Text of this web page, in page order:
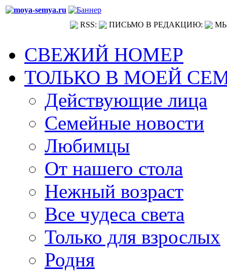
RSS: ПИСЬМО В РЕДАКЦИЮ:
СВЕЖИЙ НОМЕР
ТОЛЬКО В МОЕЙ
Действующие лица
Семейные новости
Любимцы
От нашего стола
Нежный возраст
Все чудеса света
Только для взрослых
Родня